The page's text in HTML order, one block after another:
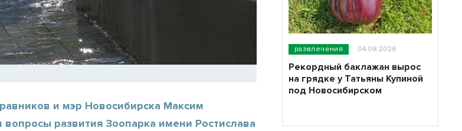
и мэр Новосибирска Максим
вопросы развития Зоопарка имени Ростислава
развлечения 04.08.2026
Рекордный баклажан вырос
на грядке у Татьяны Купиной
под Новосибирском